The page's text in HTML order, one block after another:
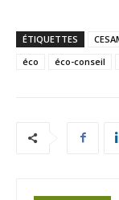
ÉTIQUETTES
éco
éco-conseil